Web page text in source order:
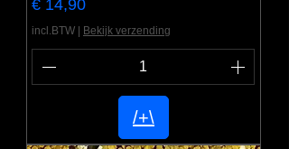
Prijs
€ 14,90
incl.BTW Bekijk verzending
/+\